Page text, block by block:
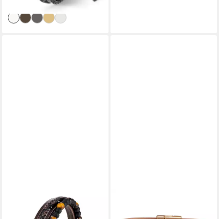
lieferbar - in 6-8 Werktagen bei dir
Lederarmband Lederarmband